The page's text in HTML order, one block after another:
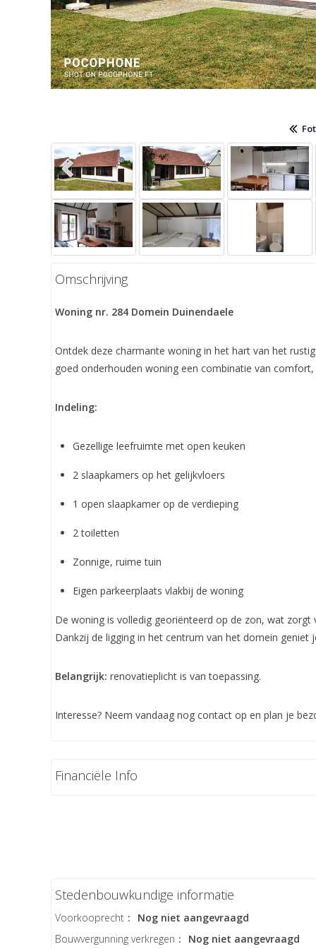
Omschrijving
Woning nr. 284 Domein Duinendaele
Ontdek deze charmante woning in het hart van het
goed onderhouden woning een combinatie van
Indeling:
Gezellige leefruimte met open keuken
2 slaapkamers op het gelijkvloers
1 open slaapkamer op de verdieping
2 toiletten
Zonnige, ruime tuin
Eigen parkeerplaats vlakbij de woning
De woning is volledig georiënteerd op de zon, wat
Dankzij de ligging in het centrum van het domein geniet
Belangrijk: renovatieplicht is van toepassing.
Interesse? Neem vandaag nog contact op en plan je
Financiële Info
Stedenbouwkundige informatie
Voorkooprecht :
Nog niet aangevraagd
Bouwvergunning verkregen : Nog niet aangevraagd